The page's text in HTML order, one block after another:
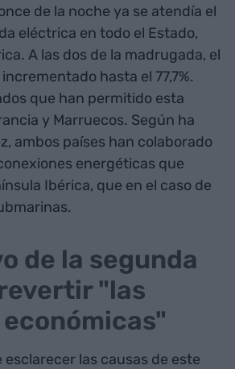
de la noche ya se atendía el
eléctrica en todo el Estado,
A las dos de la madrugada, el
hasta el 77,7%.
que han permitido esta
y Marruecos. Según ha
ambos países han colaborado
energéticas que
Ibérica, que en el caso de
de la segunda
"las
esclarecer las causas de este